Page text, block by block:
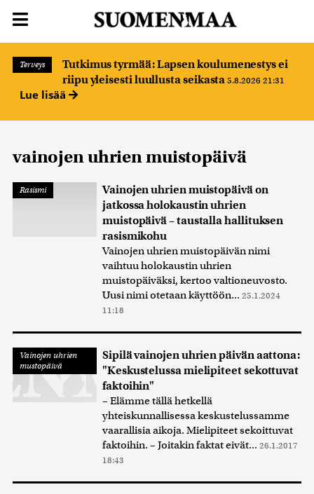
Terveys
Tutkimus tyrmää: Lapsen koulumenestys ei
riipu yleisesti luullusta seikasta 5.8.2026 21:31
Lue lisää
vainojen uhrien muistopäivä
Rasismi
Vainojen uhrien muistopäivä on
jatkossa holokaustin uhrien
muistopäivä – taustalla hallituksen
rasismikohu
Vainojen uhrien muistopäivän nimi
vaihtuu holokaustin uhrien
muistopäiväksi, kertoo valtioneuvosto.
Uusi nimi otetaan käyttöön... 25.1.2024
11:18
Vainojen uhrien
mustopäivä
Sipilä vainojen uhrien päivän aattona:
"Keskustelussa mielipiteet sekottuvat
faktoihin"
– Elämme tällä hetkellä
yhteiskunnallisessa keskustelussamme
vaarallisia aikoja. Mielipiteet sekoittuvat
faktoihin. – Joitakin faktat eivät... 26.1.2017
18:43